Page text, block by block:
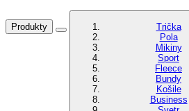
Produkty
Trička
Pola
Mikiny
Sport
Fleece
Bundy
Košile
Business